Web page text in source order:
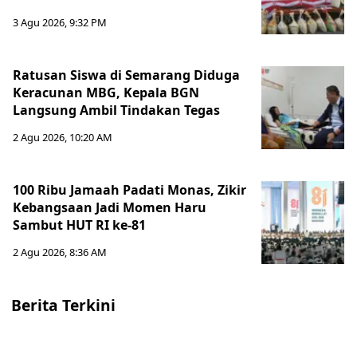
3 Agu 2026, 9:32 PM
Ratusan Siswa di Semarang Diduga
Keracunan MBG, Kepala BGN
Langsung Ambil Tindakan Tegas
2 Agu 2026, 10:20 AM
100 Ribu Jamaah Padati Monas, Zikir
Kebangsaan Jadi Momen Haru
Sambut HUT RI ke-81
2 Agu 2026, 8:36 AM
Berita Terkini